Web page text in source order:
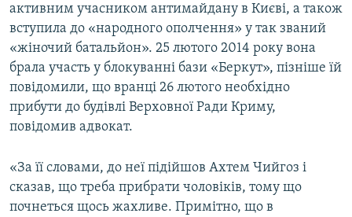
Усі сайти RFE/RL
активним учасником антимайдану в Києві, а також
вступила до «народного ополчення» у так званий
«жіночий батальйон». 25 лютого 2014 року вона
брала участь у блокуванні бази «Беркут», пізніше їй
повідомили, що вранці 26 лютого необхідно
прибути до будівлі Верховної Ради Криму,
повідомив адвокат.
«За її словами, до неї підійшов Ахтем Чийгоз і
сказав, що треба прибрати чоловіків, тому що
почнеться щось жахливе. Примітно, що в